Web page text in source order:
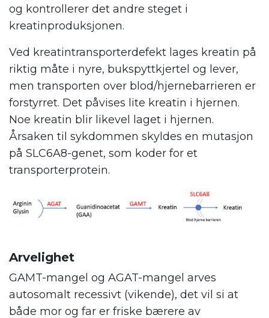
og kontrollerer det andre steget i
kreatinproduksjonen.
Ved kreatintransporterdefekt lages kreatin på
riktig måte i nyre, bukspyttkjertel og lever,
men transporten over blod/hjernebarrieren er
forstyrret. Det påvises lite kreatin i hjernen.
Noe kreatin blir likevel laget i hjernen.
Årsaken til sykdommen skyldes en mutasjon
på SLC6A8-genet, som koder for et
transporterprotein.
Arvelighet
GAMT-mangel og AGAT-mangel arves
autosomalt recessivt (vikende), det vil si at
både mor og far er friske bærere av